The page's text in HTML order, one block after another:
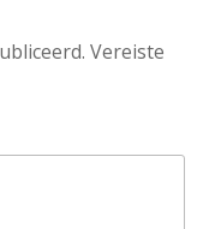
Vereiste